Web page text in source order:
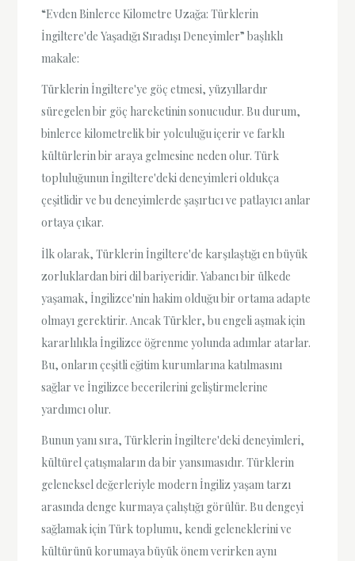
“Evden Binlerce Kilometre Uzağa: Türklerin
İngiltere'de Yaşadığı Sıradışı Deneyimler” başlıklı
makale:
Türklerin İngiltere'ye göç etmesi, yüzyıllardır
süregelen bir göç hareketinin sonucudur. Bu durum,
binlerce kilometrelik bir yolculuğu içerir ve farklı
kültürlerin bir araya gelmesine neden olur. Türk
topluluğunun İngiltere'deki deneyimleri oldukça
çeşitlidir ve bu deneyimlerde şaşırtıcı ve patlayıcı anlar
ortaya çıkar.
İlk olarak, Türklerin İngiltere'de karşılaştığı en büyük
zorluklardan biri dil bariyeridir. Yabancı bir ülkede
yaşamak, İngilizce'nin hakim olduğu bir ortama adapte
olmayı gerektirir. Ancak Türkler, bu engeli aşmak için
kararlılıkla İngilizce öğrenme yolunda adımlar atarlar.
Bu, onların çeşitli eğitim kurumlarına katılmasını
sağlar ve İngilizce becerilerini geliştirmelerine
yardımcı olur.
Bunun yanı sıra, Türklerin İngiltere'deki deneyimleri,
kültürel çatışmaların da bir yansımasıdır. Türklerin
geleneksel değerleriyle modern İngiliz yaşam tarzı
arasında denge kurmaya çalıştığı görülür. Bu dengeyi
sağlamak için Türk toplumu, kendi geleneklerini ve
kültürünü korumaya büyük önem verirken aynı